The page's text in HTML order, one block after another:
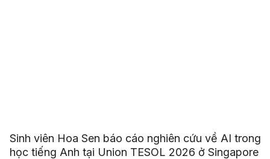
Sinh viên Hoa Sen báo cáo nghiên cứu về AI trong
học tiếng Anh tại Union TESOL 2026 ở Singapore